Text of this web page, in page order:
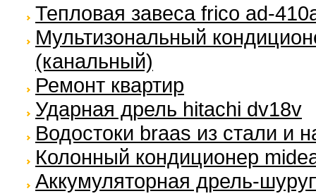
Тепловая завеса frico ad-
Мультизональный
(канальный)
Ремонт квартир
Ударная дрель hitachi dv18v
Водостоки braas из стали и
Колонный кондиционер
Аккумуляторная дрель-